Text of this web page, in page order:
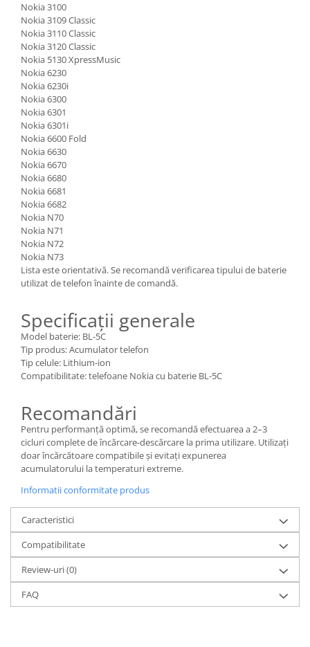
Placi de baza
Placa de baza Allview
Alcatel
Apple
Asus
HTC
Huawei
LG
Nokia
Oppo
Samsung
Sony
Rama mijloc telefon
Allview
Allview
Huawei
Nokia
Samsung
Vodafone
Xiaomi
Acer
ALCATEL
Allview
Blackberry
E-BODA
Google
HTC
Iphone
MEIZU
Motorola
Nokia 3100
Nokia 3109 Classic
Nokia 3110 Classic
Nokia 3120 Classic
Nokia 5130 XpressMusic
Nokia 6230
Nokia 6230i
Nokia 6300
Nokia 6301
Nokia 6301i
Nokia 6600 Fold
Nokia 6630
Nokia 6670
Nokia 6680
Nokia 6681
Nokia 6682
Nokia N70
Nokia N71
Nokia N72
Nokia N73
Lista este orientativă. Se recomandă verificarea tipului de baterie
utilizat de telefon înainte de comandă.
Specificații generale
Model baterie: BL-5C
Tip produs: Acumulator telefon
Tip celule: Lithium-ion
Compatibilitate: telefoane Nokia cu baterie BL-5C
Recomandări
Pentru performanță optimă, se recomandă efectuarea a 2–3
cicluri complete de încărcare-descărcare la prima utilizare. Utilizați
doar încărcătoare compatibile și evitați expunerea
acumulatorului la temperaturi extreme.
Informatii conformitate produs
Caracteristici
Compatibilitate
Review-uri(0)
FAQ